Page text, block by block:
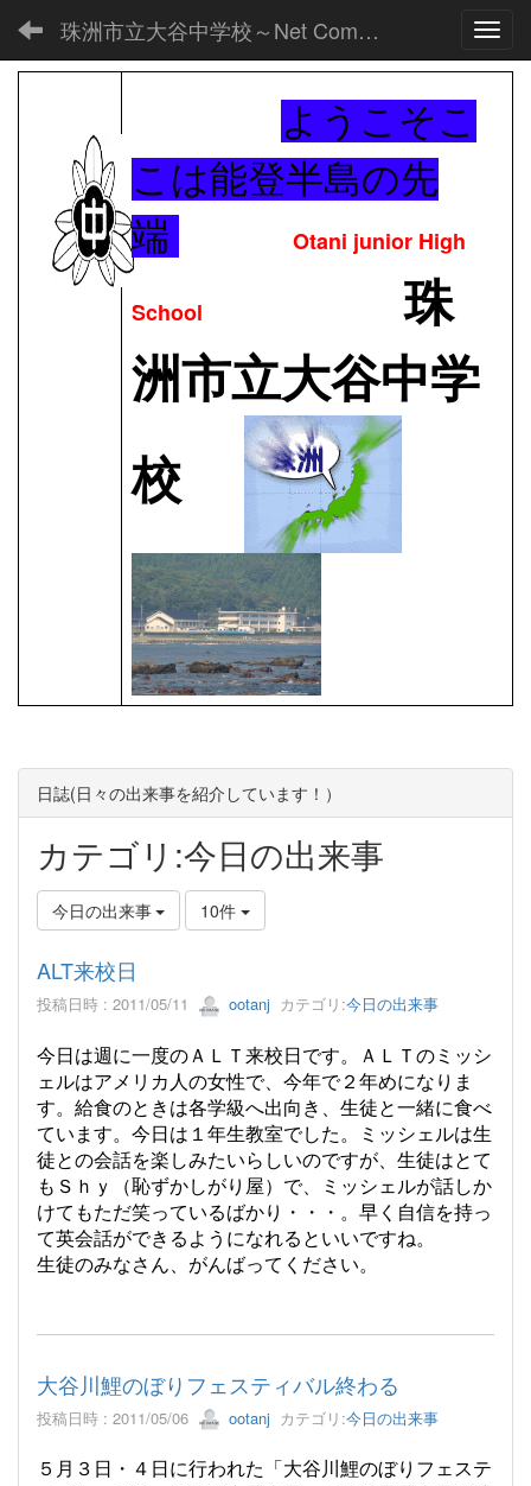
珠洲市立大谷中学校～Net Commons～
ようこそこ
こは能登半島の先
端
Otani junior High
School
珠
洲市立大谷中学
校
日誌(日々の出来事を紹介しています！）
カテゴリ:今日の出来事
今日の出来事 10件
ALT来校日
投稿日時 : 2011/05/11 ootanj カテゴリ:今日の出来事
今日は週に一度のＡＬＴ来校日です。ＡＬＴのミッシ
ェルはアメリカ人の女性で、今年で２年めになりま
す。給食のときは各学級へ出向き、生徒と一緒に食べ
ています。今日は１年生教室でした。ミッシェルは生
徒との会話を楽しみたいらしいのですが、生徒はとて
もＳｈｙ（恥ずかしがり屋）で、ミッシェルが話しか
けてもただ笑っているばかり・・・。早く自信を持っ
て英会話ができるようになれるといいですね。
生徒のみなさん、がんばってください。
大谷川鯉のぼりフェスティバル終わる
投稿日時 : 2011/05/06 ootanj カテゴリ:今日の出来事
５月３日・４日に行われた「大谷川鯉のぼりフェステ